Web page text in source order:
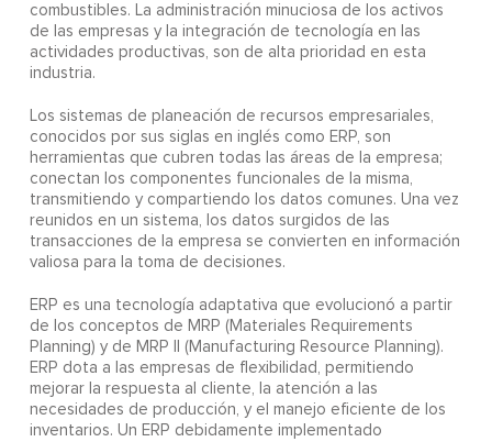
combustibles. La administración minuciosa de los activos
de las empresas y la integración de tecnología en las
actividades productivas, son de alta prioridad en esta
industria.
Los sistemas de planeación de recursos empresariales,
conocidos por sus siglas en inglés como ERP, son
herramientas que cubren todas las áreas de la empresa;
conectan los componentes funcionales de la misma,
transmitiendo y compartiendo los datos comunes. Una vez
reunidos en un sistema, los datos surgidos de las
transacciones de la empresa se convierten en información
valiosa para la toma de decisiones.
ERP es una tecnología adaptativa que evolucionó a partir
de los conceptos de MRP (Materiales Requirements
Planning) y de MRP II (Manufacturing Resource Planning).
ERP dota a las empresas de flexibilidad, permitiendo
mejorar la respuesta al cliente, la atención a las
necesidades de producción, y el manejo eficiente de los
inventarios. Un ERP debidamente implementado